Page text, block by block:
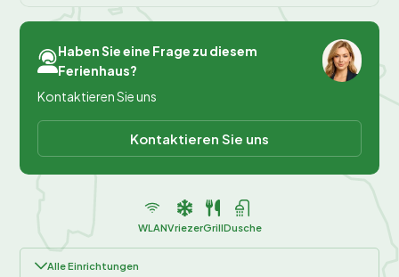
Haben Sie eine Frage zu diesem
Ferienhaus?
Kontaktieren Sie uns
Kontaktieren Sie uns
WLANVriezerGrillDusche
Alle Einrichtungen